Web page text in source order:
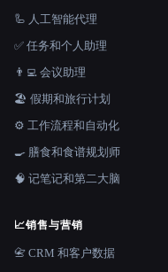
🦾 人工智能代理
✅ 任务和个人助理
👨‍💻 会议助理
🏖 假期和旅行计划
⚙️ 工作流程和自动化
🍳 膳食和食谱规划师
🧠 记笔记和第二大脑
📈销售与营销
📇 CRM 和客户数据